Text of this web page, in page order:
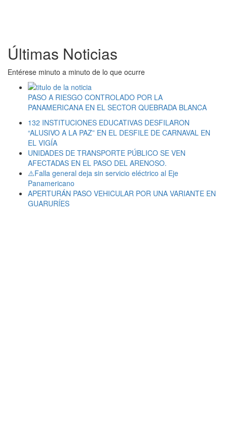
Últimas Noticias
Entérese minuto a minuto de lo que ocurre
PASO A RIESGO CONTROLADO POR LA
PANAMERICANA EN EL SECTOR QUEBRADA BLANCA
132 INSTITUCIONES EDUCATIVAS DESFILARON
“ALUSIVO A LA PAZ” EN EL DESFILE DE CARNAVAL EN
EL VIGÍA
UNIDADES DE TRANSPORTE PÚBLICO SE VEN
AFECTADAS EN EL PASO DEL ARENOSO.
⚠️Falla general deja sin servicio eléctrico al Eje
Panamericano
APERTURÁN PASO VEHICULAR POR UNA VARIANTE EN
GUARURÍES